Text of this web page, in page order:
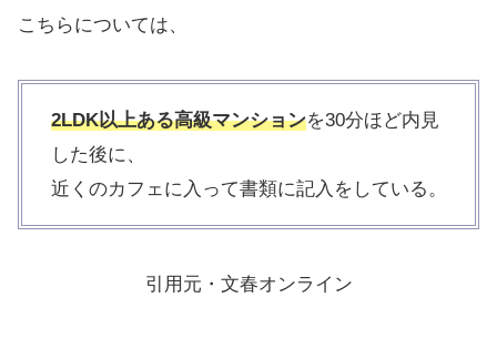
こちらについては、
2LDK以上ある高級マンションを30分ほど内見
した後に、
近くのカフェに入って書類に記入をしている。
引用元・文春オンライン